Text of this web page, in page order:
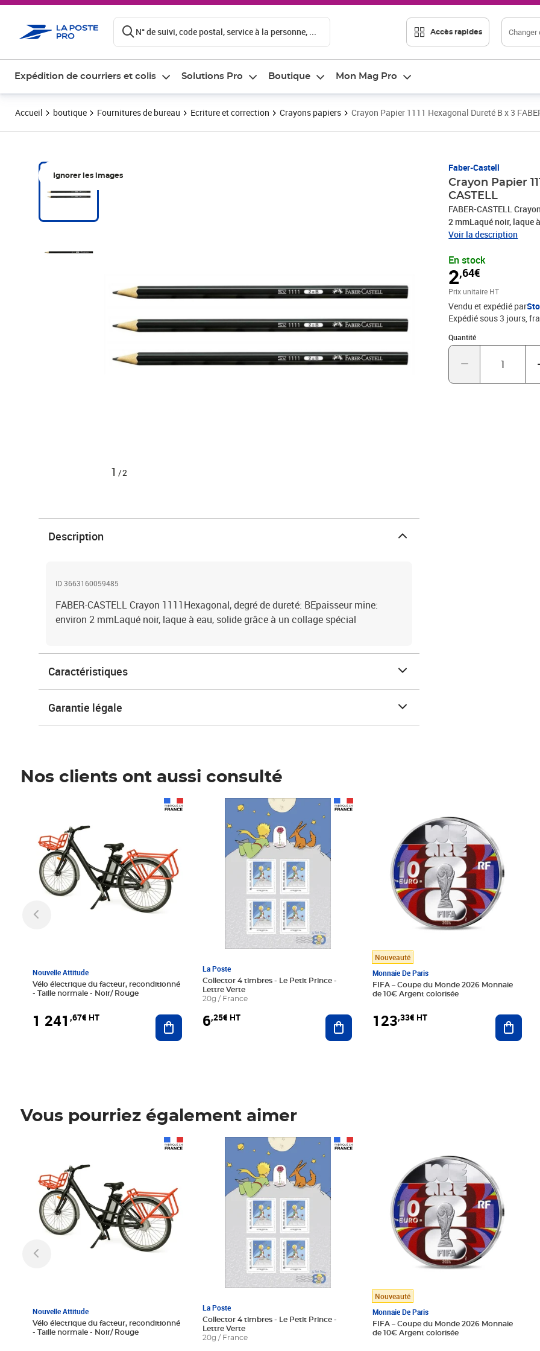
N° de suivi, code postal, service à la personne, ... Accès rapides Changer
Expédition de courriers et colis Solutions Pro Boutique Mon Mag Pro
Accueil boutique Fournitures de bureau Ecriture et correction Crayons papiers Crayon Papier 1111 Hexagonal Dureté B x 3
Ignorer les images
1 /2
Faber-Castell
Crayon Papier
CASTELL
FABER-CASTELL
2 mmLaqué noir, laque
Voir la description
En stock
2,64€
Prix 2,64€
Prix unitaire HT
Vendu et expédié par
Expédié sous 3 jours,
Quantité
Quantité : 1
Description
ID 3663160059485
FABER-CASTELL Crayon 1111Hexagonal, degré de dureté: BEpaisseur mine:
environ 2 mmLaqué noir, laque à eau, solide grâce à un collage spécial
Caractéristiques
Garantie légale
Nos clients ont aussi consulté
Nouvelle Attitude
Vélo électrique du facteur, reconditionné
- Taille normale - Noir/ Rouge
1 241 ,67€ HT Ajouter au panier
La Poste
Collector 4 timbres - Le Petit Prince -
Lettre Verte
20g / France
6,25€ HT
Prix 6,25€ HT
Ajouter au panier
Nouveauté
Monnaie De Paris
FIFA – Coupe du Monde 2026 Monnaie
de 10€ Argent colorisée
123,33€ HT
Vous pourriez également aimer
Nouvelle Attitude
Vélo électrique du facteur, reconditionné
- Taille normale - Noir/ Rouge
La Poste
Collector 4 timbres - Le Petit Prince -
Lettre Verte
20g / France
Prix 6,25€ HT
Nouveauté
Monnaie De Paris
FIFA – Coupe du Monde 2026 Monnaie
de 10€ Argent colorisée